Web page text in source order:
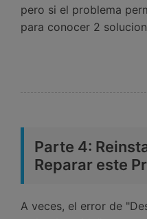
pero si el problema
para conocer 2
Parte 4:
Reparar este
A veces, el error de